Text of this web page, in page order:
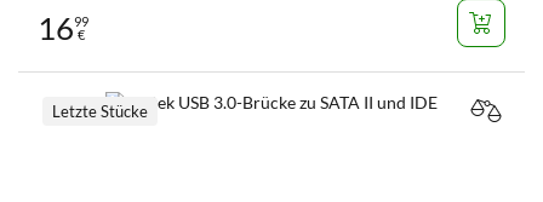
1699
€
Letzte Stücke